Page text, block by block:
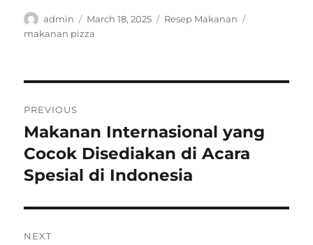
Author
admin
Posted
on
March 18, 2025 Categories
Resep Makanan
makanan pizza
navigation
PREVIOUS
Previous
post:
Makanan Internasional yang
Cocok Disediakan di Acara
Spesial di Indonesia
NEXT